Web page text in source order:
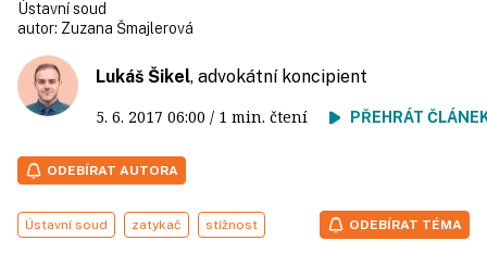
Ústavní soud
autor: Zuzana Šmajlerová
Lukáš Šikel, advokátní koncipient
5. 6. 2017 06:00 / 1 min. čtení PŘEHRÁT
ODEBÍRAT AUTORA
Ústavní soud zatykač stížnost ODEBÍRAT TÉMA